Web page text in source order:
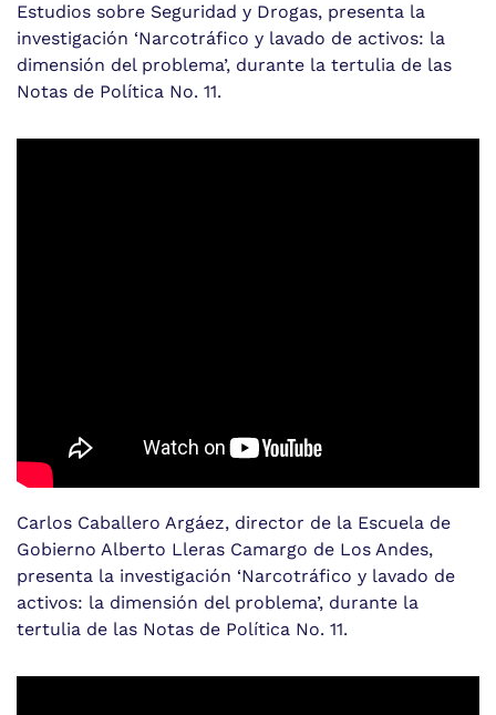
Estudios sobre Seguridad y Drogas, presenta la
investigación ‘Narcotráfico y lavado de activos: la
dimensión del problema’, durante la tertulia de las
Notas de Política No. 11.
Carlos Caballero Argáez, director de la Escuela de
Gobierno Alberto Lleras Camargo de Los Andes,
presenta la investigación ‘Narcotráfico y lavado de
activos: la dimensión del problema’, durante la
tertulia de las Notas de Política No. 11.